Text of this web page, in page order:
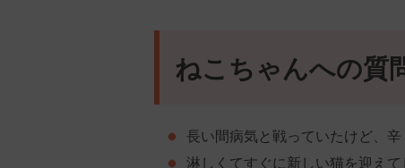
ねこちゃんへの質
長い間病気と戦っていたけど、辛
淋しくてすぐに新しい猫を迎えて